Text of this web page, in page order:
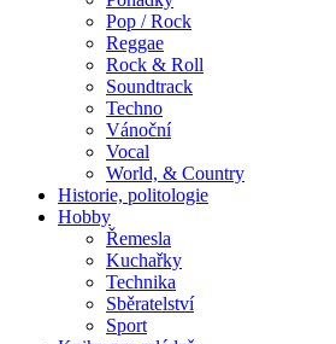
Pop / Rock
Reggae
Rock & Roll
Soundtrack
Techno
Vánoční
Vocal
World, & Country
Historie, politologie
Hobby
Řemesla
Kuchařky
Technika
Sběratelství
Sport